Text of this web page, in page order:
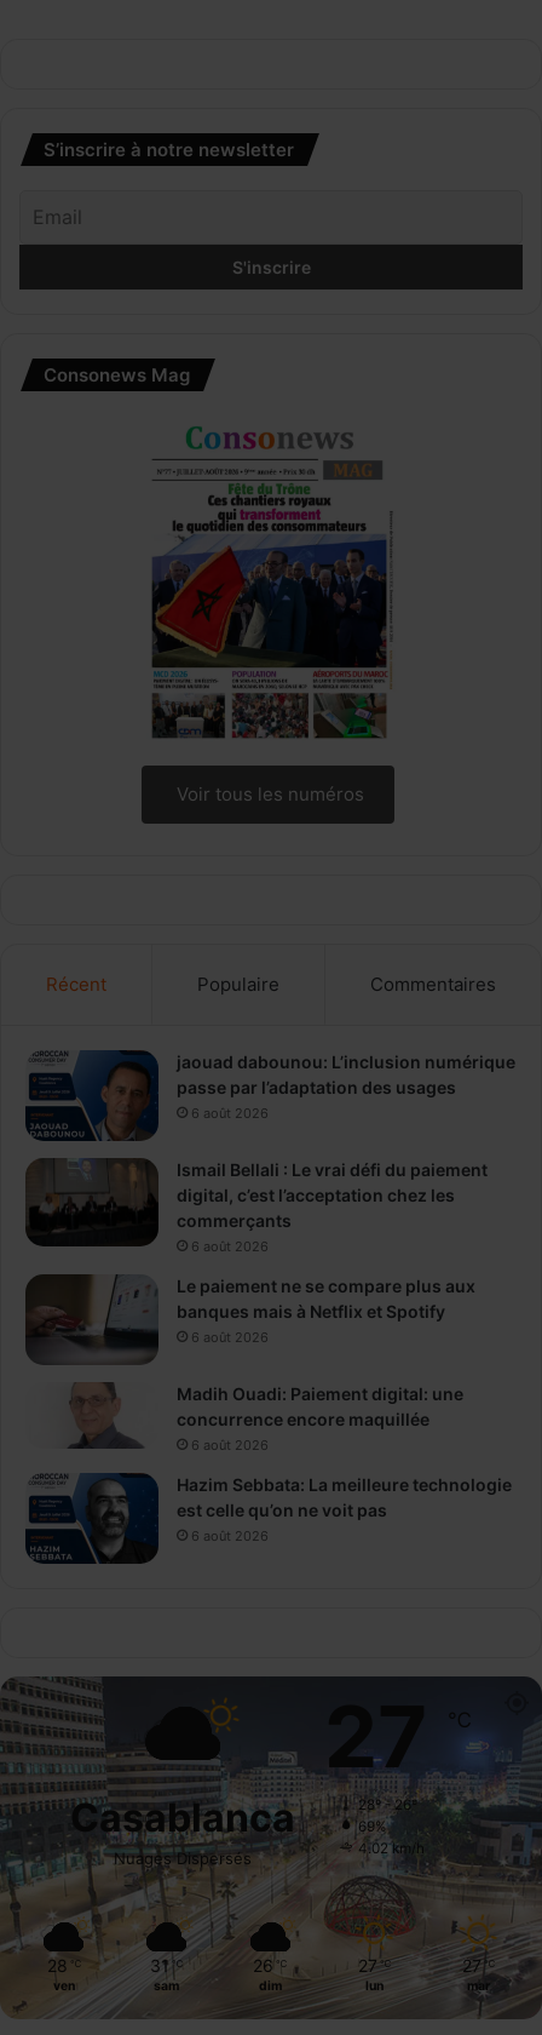
S’inscrire à notre newsletter
Consonews Mag
Voir tous les numéros
Récent Populaire Commentaires
jaouad dabounou: L’inclusion numérique
passe par l’adaptation des usages
6 août 2026
Ismail Bellali : Le vrai défi du paiement
digital, c’est l’acceptation chez les
commerçants
6 août 2026
Le paiement ne se compare plus aux
banques mais à Netflix et Spotify
6 août 2026
Madih Ouadi: Paiement digital: une
concurrence encore maquillée
6 août 2026
Hazim Sebbata: La meilleure technologie
est celle qu’on ne voit pas
6 août 2026
Casablanca
Nuages Dispersés
27 ℃
28º - 26º
69%
4.02 km/h
28 ℃
ven
31 ℃
sam
26 ℃
dim
27 ℃
lun
27 ℃
mar